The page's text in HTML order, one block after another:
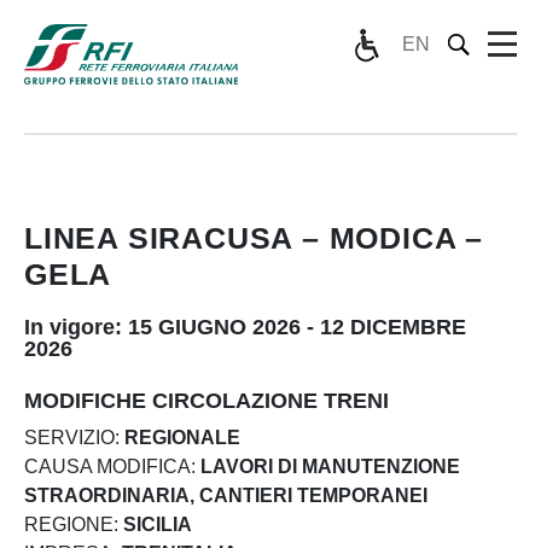
EN
LINEA SIRACUSA – MODICA –
GELA
In vigore: 15 GIUGNO 2026 - 12 DICEMBRE
2026
MODIFICHE CIRCOLAZIONE TRENI
SERVIZIO: REGIONALE
CAUSA MODIFICA: LAVORI DI MANUTENZIONE
STRAORDINARIA, CANTIERI TEMPORANEI
REGIONE: SICILIA